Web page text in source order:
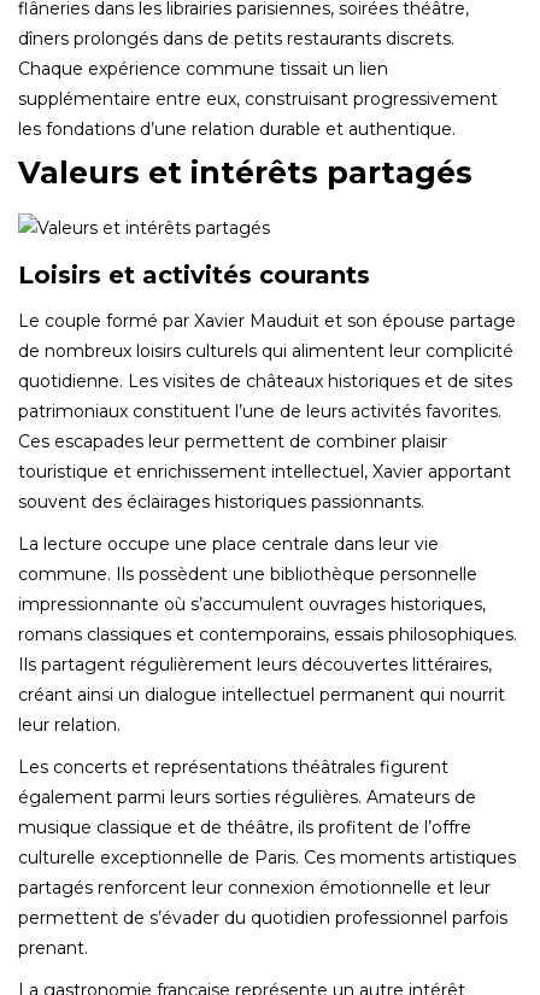
flâneries dans les librairies parisiennes, soirées théâtre,
dîners prolongés dans de petits restaurants discrets.
Chaque expérience commune tissait un lien
supplémentaire entre eux, construisant progressivement
les fondations d’une relation durable et authentique.
Valeurs et intérêts partagés
Loisirs et activités courants
Le couple formé par Xavier Mauduit et son épouse partage
de nombreux loisirs culturels qui alimentent leur complicité
quotidienne. Les visites de châteaux historiques et de sites
patrimoniaux constituent l’une de leurs activités favorites.
Ces escapades leur permettent de combiner plaisir
touristique et enrichissement intellectuel, Xavier apportant
souvent des éclairages historiques passionnants.
La lecture occupe une place centrale dans leur vie
commune. Ils possèdent une bibliothèque personnelle
impressionnante où s’accumulent ouvrages historiques,
romans classiques et contemporains, essais philosophiques.
Ils partagent régulièrement leurs découvertes littéraires,
créant ainsi un dialogue intellectuel permanent qui nourrit
leur relation.
Les concerts et représentations théâtrales figurent
également parmi leurs sorties régulières. Amateurs de
musique classique et de théâtre, ils profitent de l’offre
culturelle exceptionnelle de Paris. Ces moments artistiques
partagés renforcent leur connexion émotionnelle et leur
permettent de s’évader du quotidien professionnel parfois
prenant.
La gastronomie française représente un autre intérêt